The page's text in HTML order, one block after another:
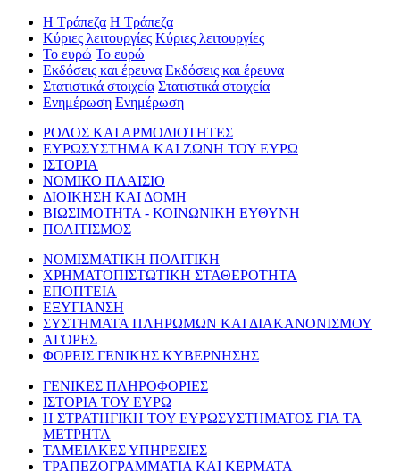
Η Τράπεζα Η Τράπεζα
Κύριες λειτουργίες Κύριες λειτουργίες
Το ευρώ Το ευρώ
Εκδόσεις και έρευνα Εκδόσεις και έρευνα
Στατιστικά στοιχεία Στατιστικά στοιχεία
Ενημέρωση Ενημέρωση
ΡΟΛΟΣ ΚΑΙ ΑΡΜΟΔΙΟΤΗΤΕΣ
ΕΥΡΩΣΥΣΤΗΜΑ ΚΑΙ ΖΩΝΗ ΤΟΥ ΕΥΡΩ
ΙΣΤΟΡΙΑ
ΝΟΜΙΚΟ ΠΛΑΙΣΙΟ
ΔΙΟΙΚΗΣΗ ΚΑΙ ΔΟΜΗ
ΒΙΩΣΙΜΟΤΗΤΑ - ΚΟΙΝΩΝΙΚΗ ΕΥΘΥΝΗ
ΠΟΛΙΤΙΣΜΟΣ
ΝΟΜΙΣΜΑΤΙΚΗ ΠΟΛΙΤΙΚΗ
ΧΡΗΜΑΤΟΠΙΣΤΩΤΙΚΗ ΣΤΑΘΕΡΟΤΗΤΑ
ΕΠΟΠΤΕΙΑ
ΕΞΥΓΙΑΝΣΗ
ΣΥΣΤΗΜΑΤΑ ΠΛΗΡΩΜΩΝ ΚΑΙ ΔΙΑΚΑΝΟΝΙΣΜΟΥ
ΑΓΟΡΕΣ
ΦΟΡΕΙΣ ΓΕΝΙΚΗΣ ΚΥΒΕΡΝΗΣΗΣ
ΓΕΝΙΚΕΣ ΠΛΗΡΟΦΟΡΙΕΣ
ΙΣΤΟΡΙΑ ΤΟΥ ΕΥΡΩ
Η ΣΤΡΑΤΗΓΙΚΗ ΤΟΥ ΕΥΡΩΣΥΣΤΗΜΑΤΟΣ ΓΙΑ ΤΑ
ΜΕΤΡΗΤΑ
ΤΑΜΕΙΑΚΕΣ ΥΠΗΡΕΣΙΕΣ
ΤΡΑΠΕΖΟΓΡΑΜΜΑΤΙΑ ΚΑΙ ΚΕΡΜΑΤΑ